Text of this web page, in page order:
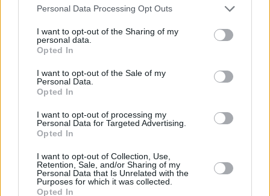
Please note that this website/app uses one or more Google
not limited to your visit or usage behaviour. You may click to
grant or deny consent to Google and its third-party tags to
use your data for below specified purposes in below Google
consent section.
Personal Data Processing Opt Outs
I want to opt-out of the Sharing of my
personal data.
Opted In
I want to opt-out of the Sale of my
Personal Data.
Opted In
I want to opt-out of processing my
Personal Data for Targeted Advertising.
Opted In
I want to opt-out of Collection, Use,
Retention, Sale, and/or Sharing of my
Personal Data that Is Unrelated with the
Purposes for which it was collected.
Opted In
Lemma, az Anna Freud Nemzeti
Gyermek- és Családközpont
tanácsadója. Ám „a hosszan tartó
használata megakadályozhatja az
embereket abban, hogy
megbékéljenek a másik személy
hiányával” – figyelmeztetett Lemma.
Lemma, aki a gyászrobotok
pszichológiai hatását kutatta, azt